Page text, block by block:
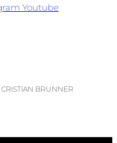
Youtube
BRUNNER